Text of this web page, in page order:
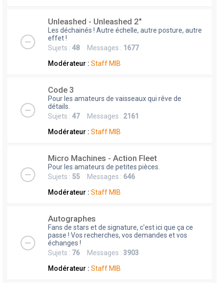
Unleashed - Unleashed 2"
Les déchainés ! Autre échelle, autre posture, autre
effet !
Sujets : 48 Messages : 1677
Modérateur : Staff MIB
Code 3
Pour les amateurs de vaisseaux qui rêve de
détails.
Sujets : 47Messages : 2161
Modérateur : Staff MIB
Micro Machines - Action Fleet
Pour les amateurs de petites pièces.
Sujets : 55 Messages : 646
Modérateur : Staff MIB
Autographes
Fans de stars et de signature, c'est ici que ça ce
passe ! Vos recherches, vos demandes et vos
échanges !
Sujets : 76 Messages : 3903
Modérateur : Staff MIB